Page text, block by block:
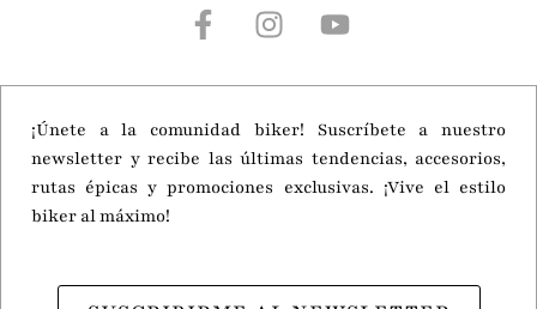
¡Únete a la comunidad biker! Suscríbete a nuestro
newsletter y recibe las últimas tendencias, accesorios,
rutas épicas y promociones exclusivas. ¡Vive el estilo
biker al máximo!